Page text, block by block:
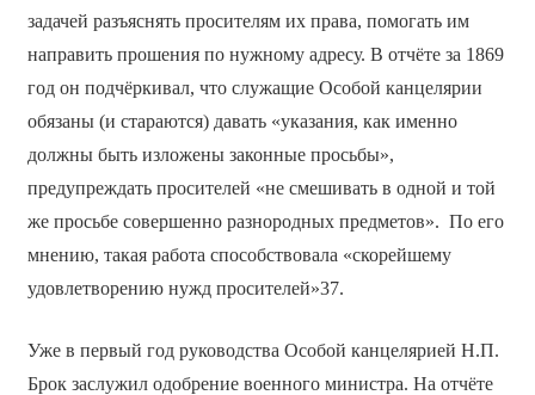
задачей разъяснять просителям их права, помогать им
направить прошения по нужному адресу. В отчёте за 1869
год он подчёркивал, что служащие Особой канцелярии
обязаны (и стараются) давать «указания, как именно
должны быть изложены законные просьбы»,
предупреждать просителей «не смешивать в одной и той
же просьбе совершенно разнородных предметов». По его
мнению, такая работа способствовала «скорейшему
удовлетворению нужд просителей»37.
Уже в первый год руководства Особой канцелярией Н.П.
Брок заслужил одобрение военного министра. На отчёте